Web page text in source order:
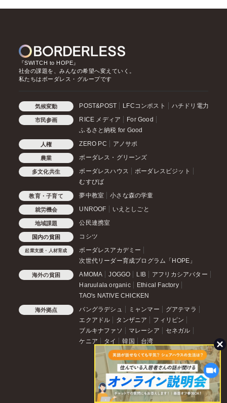
『SWITCH to HOPE』
社会の課題を、みんなの希望へ変えていく。
私たちはボーダレス・グループです
気候変動 POST&POST LFCコンポスト ハチドリ電力
市民参画 RICE メディア
For Good
ふるさと納税 for Good
人権 ZERO PC アノサポ
農業 ボーダレス・グリーンズ
多文化共生 ボーダレスハウス
ボーダレスビジット
むすびば
教育・子育て 夢中教室 小さな森の学童
就労機会 UNROOF いえとしごと
地域課題 公民連携室
国内の貧困 コシツ
起業支援・人材育成
ボーダレスアカデミー
次世代リーダー育成プログラム「HOPE」
海外の貧困 AMOMA JOGGO LIB
アフリカシアバター
Haruulala organic
Ethical Factory
TAO's NATIVE CHICKEN
海外拠点 バングラデシュ ミャンマー
グアテマラ
エクアドル
タンザニア
フィリピン
ブルキナファソ
マレーシア
セネガル
ケニア
タイ 韓国 台湾